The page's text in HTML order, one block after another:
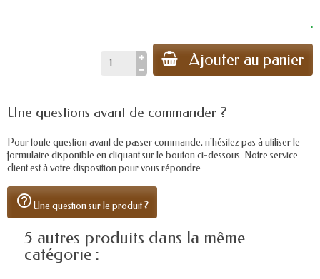
.
Ajouter au panier
Une questions avant de commander ?
Pour toute question avant de passer commande, n'hésitez pas à utiliser le
formulaire disponible en cliquant sur le bouton ci-dessous. Notre service
client est à votre disposition pour vous répondre.
help_outlineUne question sur le produit ?
5 autres produits dans la même
catégorie :